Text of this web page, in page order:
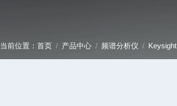
当前位置： 首页 / 产品中心 / 频谱分析仪 / Keysight